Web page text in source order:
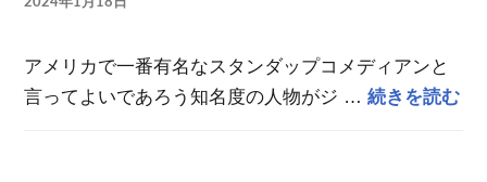
2024年1月18日
アメリカで一番有名なスタンダップコメディアンと
言ってよいであろう知名度の人物がジ …続きを読むア